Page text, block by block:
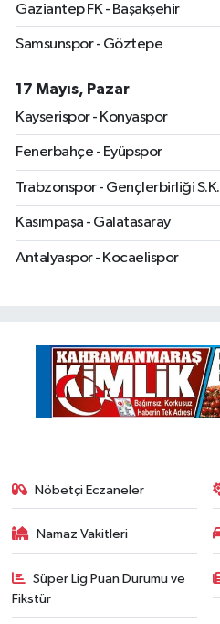
Gaziantep FK - Başakşehir
Samsunspor - Göztepe
17 Mayıs, Pazar
Kayserispor - Konyaspor
Fenerbahçe - Eyüpspor
Trabzonspor - Gençlerbirliği S.K.
Kasımpaşa - Galatasaray
Antalyaspor - Kocaelispor
Nöbetçi Eczaneler
Namaz Vakitleri
Süper Lig Puan Durumu ve
Fikstür